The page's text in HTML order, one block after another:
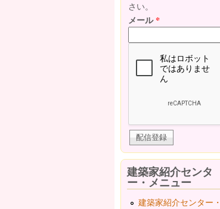
さい。
メール*
建築家紹介センタ
ー・メニュー
建築家紹介センター・